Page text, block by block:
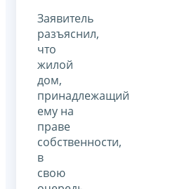
Заявитель
разъяснил,
что
жилой
дом,
принадлежащий
ему на
праве
собственности,
в
свою